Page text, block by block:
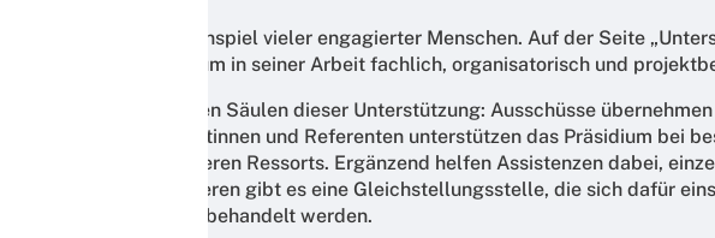
lebt vom Zusammenspiel vieler engagierter Menschen. Auf der Seite
wie das Präsidium in seiner Arbeit fachlich, organisatorisch und
zeigen die zentralen Säulen dieser Unterstützung: Ausschüsse
ein. Referentinnen und Referenten unterstützen das Präsidium bei
oder in weiteren Ressorts. Ergänzend helfen Assistenzen dabei,
erleichtern. Des weiteren gibt es eine Gleichstellungsstelle, die sich dafür
und gleichberechtigt behandelt werden.